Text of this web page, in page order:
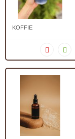
KOFFIE